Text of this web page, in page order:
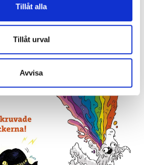
Tillåt alla
Tillåt urval
Avvisa
är utlånade- Bloggen om lättläst &